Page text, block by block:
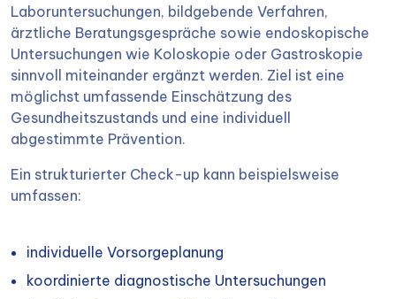
Laboruntersuchungen, bildgebende Verfahren,
ärztliche Beratungsgespräche sowie endoskopische
Untersuchungen wie Koloskopie oder Gastroskopie
sinnvoll miteinander ergänzt werden. Ziel ist eine
möglichst umfassende Einschätzung des
Gesundheitszustands und eine individuell
abgestimmte Prävention.
Ein strukturierter Check-up kann beispielsweise
umfassen:
individuelle Vorsorgeplanung
koordinierte diagnostische Untersuchungen